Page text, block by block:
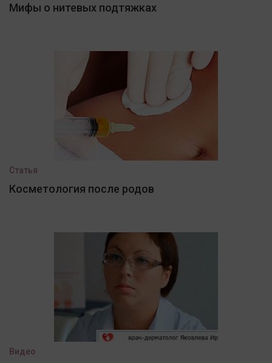
Мифы о нитевых подтяжках
Статья
Косметология после родов
Видео